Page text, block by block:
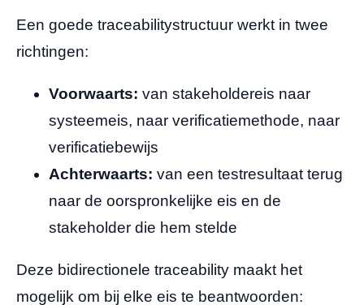
Een goede traceabilitystructuur werkt in twee
richtingen:
Voorwaarts: van stakeholdereis naar
systeemeis, naar verificatiemethode, naar
verificatiebewijs
Achterwaarts: van een testresultaat terug
naar de oorspronkelijke eis en de
stakeholder die hem stelde
Deze bidirectionele traceability maakt het
mogelijk om bij elke eis te beantwoorden: